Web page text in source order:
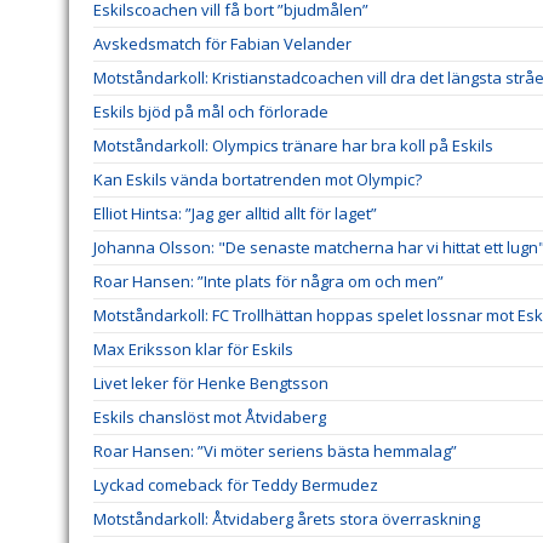
Eskilscoachen vill få bort ”bjudmålen”
Avskedsmatch för Fabian Velander
Motståndarkoll: Kristianstadcoachen vill dra det längsta
Eskils bjöd på mål och förlorade
Motståndarkoll: Olympics tränare har bra koll på Eskils
Kan Eskils vända bortatrenden mot Olympic?
Elliot Hintsa: ”Jag ger alltid allt för laget”
Johanna Olsson: "De senaste matcherna har vi hittat ett lugn"
Roar Hansen: ”Inte plats för några om och men”
Motståndarkoll: FC Trollhättan hoppas spelet lossnar mot
Max Eriksson klar för Eskils
Livet leker för Henke Bengtsson
Eskils chanslöst mot Åtvidaberg
Roar Hansen: ”Vi möter seriens bästa hemmalag”
Lyckad comeback för Teddy Bermudez
Motståndarkoll: Åtvidaberg årets stora överraskning